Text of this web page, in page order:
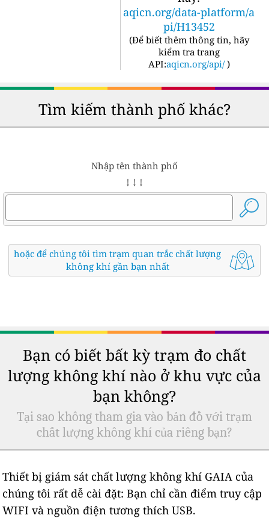
aqicn.org/data-platform/a
pi/H13452
(Để biết thêm thông tin, hãy
kiểm tra trang
API:aqicn.org/api/ )
Tìm kiếm thành phố khác?
Nhập tên thành phố
↓ ↓ ↓
hoặc để chúng tôi tìm trạm quan trắc chất lượng
không khí gần bạn nhất
Bạn có biết bất kỳ trạm đo chất
lượng không khí nào ở khu vực của
bạn không?
Tại sao không tham gia vào bản đồ với trạm
chất lượng không khí của riêng bạn?
Thiết bị giám sát chất lượng không khí GAIA của
chúng tôi rất dễ cài đặt: Bạn chỉ cần điểm truy cập
WIFI và nguồn điện tương thích USB.